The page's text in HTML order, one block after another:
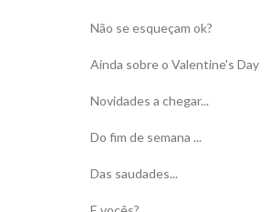
Não se esqueçam ok?
Ainda sobre o Valentine's Day
Novidades a chegar...
Do fim de semana ...
Das saudades...